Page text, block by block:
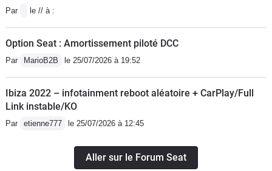
Par le // à :
Option Seat : Amortissement piloté DCC
Par MarioB2B le 25/07/2026 à 19:52
Ibiza 2022 – infotainment reboot aléatoire + CarPlay/Full
Link instable/KO
Par etienne777 le 25/07/2026 à 12:45
Aller sur le Forum Seat